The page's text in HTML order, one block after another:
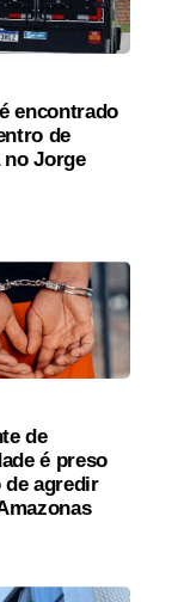
encontrado
de
no Jorge
de
é preso
agredir